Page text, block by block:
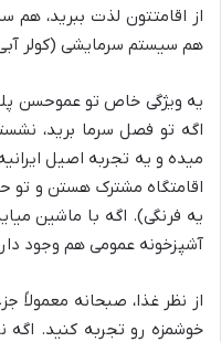
از اقامتتون لذت ببرید، هم
هم سیستم سرمایشی (کولر
یه ویژگی خاص تو عموحسن
اگه تو فصل سرما برید،
میده و یه تجربه اصیل
اقامتگاه مشترک هستن و تو
یه فرنگی). اگه با ماشین
آشپزخونه عمومی هم وجود
از نظر غذا، صبحانه معمولاً
خوشمزه رو تجربه کنید. اگه